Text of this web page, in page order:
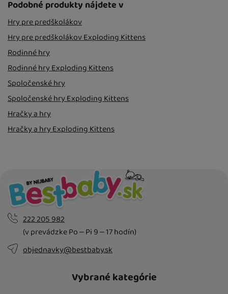
Podobné produkty nájdete v
Hry pre predškolákov
Hry pre predškolákov Exploding Kittens
Rodinné hry
Rodinné hry Exploding Kittens
Spoločenské hry
Spoločenské hry Exploding Kittens
Hračky a hry
Hračky a hry Exploding Kittens
222 205 982
(v prevádzke Po – Pi 9 – 17 hodín)
objednavky@bestbaby.sk
Vybrané kategórie